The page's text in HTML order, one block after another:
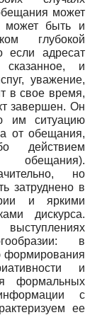
может
может быть и
глубокой
если адресат
сказанное, и
уважение,
в свое время,
завершен. Он
им ситуацию
от обещания,
действием
обещания).
но
затруднено в
и яркими
дискурса.
в
формирования
и
формальных
с
ее